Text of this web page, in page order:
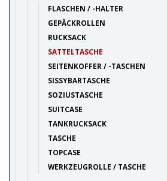
FLASCHEN / -HALTER
GEPÄCKROLLEN
RUCKSACK
SATTELTASCHE
SEITENKOFFER / -TASCHEN
SISSYBARTASCHE
SOZIUSTASCHE
SUITCASE
TANKRUCKSACK
TASCHE
TOPCASE
WERKZEUGROLLE / TASCHE